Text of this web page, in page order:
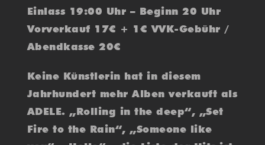
Einlass 19:00 Uhr – Beginn 20 Uhr
Vorverkauf 17€ + 1€ VVK-Gebühr /
Abendkasse 20€
Keine Künstlerin hat in diesem
Jahrhundert mehr Alben verkauft als
ADELE. „Rolling in the deep“, „Set
Fire to the Rain“, „Someone like